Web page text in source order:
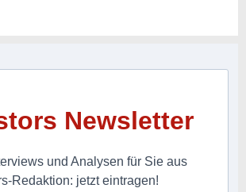
Newsletter
und Analysen für Sie aus
Redaktion: jetzt eintragen!